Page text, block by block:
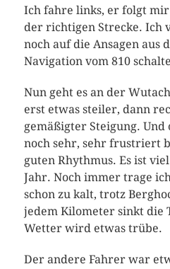
Ich fahre links, er folgt
der richtigen Strecke. Ich
noch auf die Ansagen aus
Navigation vom 810
Nun geht es an der
erst etwas steiler, dann
gemäßigter Steigung.
noch sehr, sehr frustriert
guten Rhythmus. Es ist
Jahr. Noch immer trage
schon zu kalt, trotz
jedem Kilometer sinkt die
Wetter wird etwas trübe.
Der andere Fahrer war